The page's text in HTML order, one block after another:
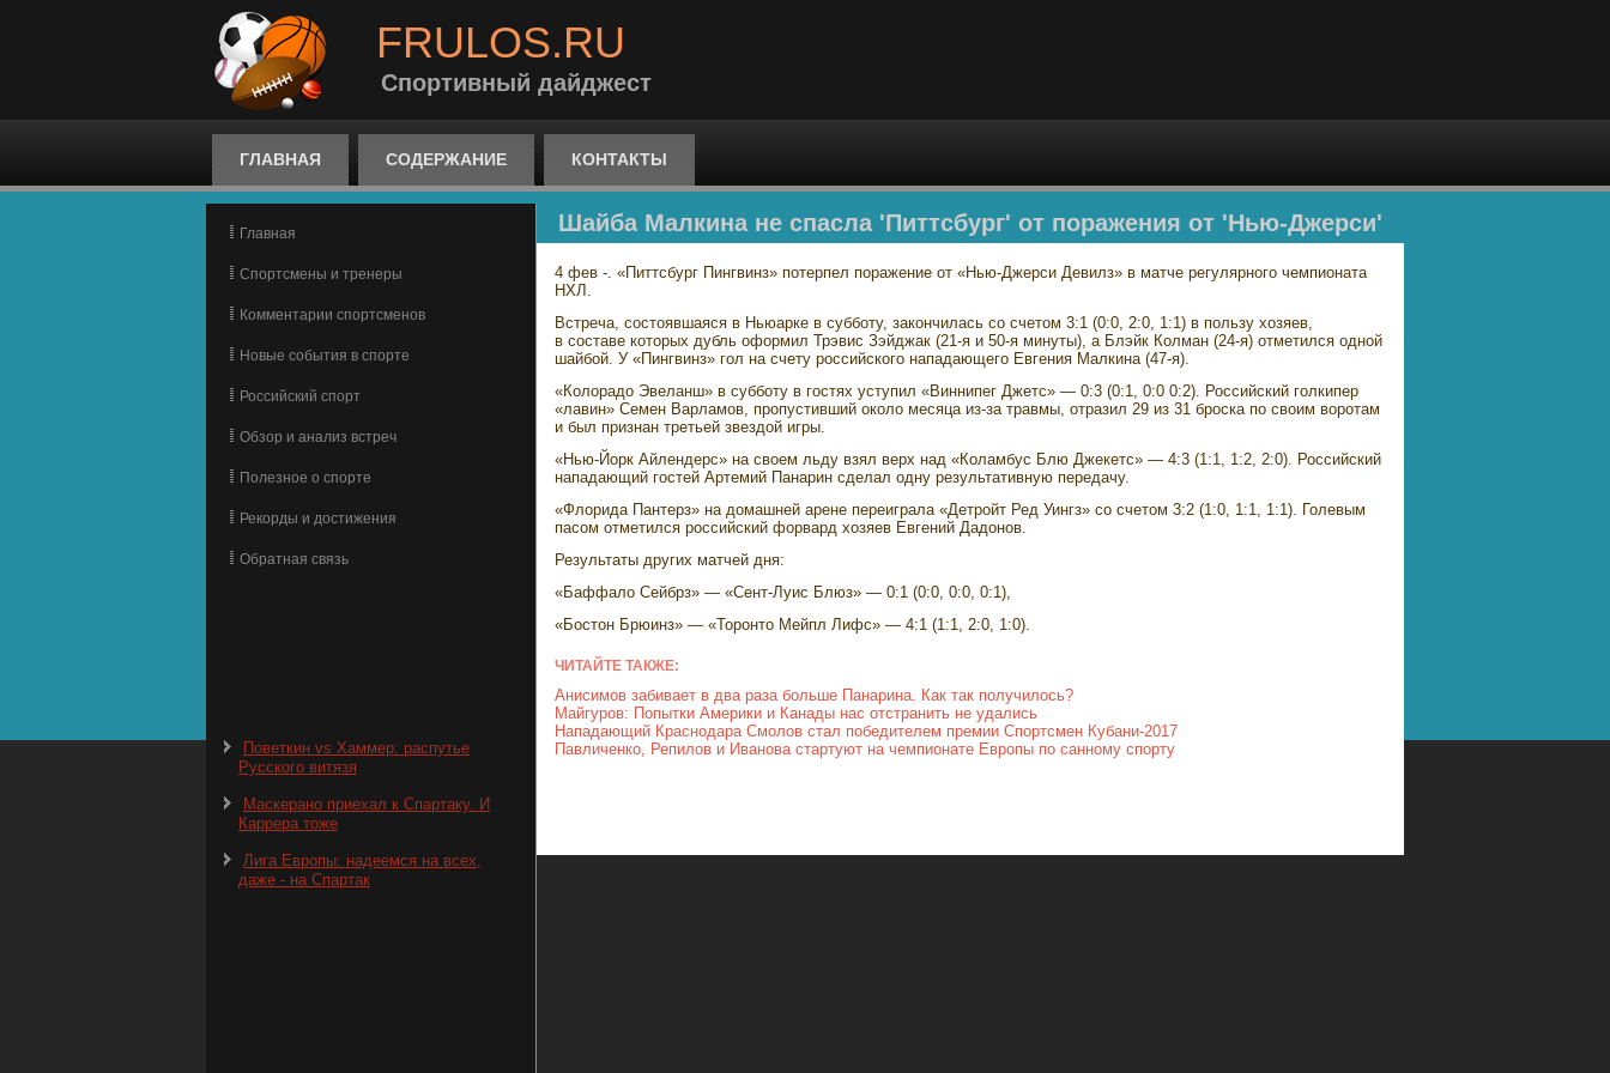
FRULOS.RU
Спортивный дайджест
ГЛАВНАЯ СОДЕРЖАНИЕ КОНТАКТЫ
Главная
Спортсмены и тренеры
Комментарии спортсменов
Новые события в спорте
Российский спорт
Обзор и анализ встреч
Полезное о спорте
Рекорды и достижения
Обратная связь
Поветкин vs Хаммер: распутье
Русского витязя
Маскерано приехал к Спартаку. И
Каррера тоже
Лига Европы: надеемся на всех,
даже - на Спартак
Шайба Малкина не спасла 'Питтсбург' от поражения от 'Нью-Джерси'
4 фев -. «Питтсбург Пингвинз» потерпел поражение от «Нью-Джерси Девилз» в матче регулярного чемпионата
НХЛ.
Встреча, состоявшаяся в Ньюарке в субботу, закончилась со счетом 3:1 (0:0, 2:0, 1:1) в пользу хозяев,
в составе которых дубль оформил Трэвис Зэйджак (21-я и 50-я минуты), а Блэйк Колман (24-я) отметился одной
шайбой. У «Пингвинз» гол на счету российского нападающего Евгения Малкина (47-я).
«Колорадо Эвеланш» в субботу в гостях уступил «Виннипег Джетс» — 0:3 (0:1, 0:0 0:2). Российский голкипер
«лавин» Семен Варламов, пропустивший около месяца из-за травмы, отразил 29 из 31 броска по своим воротам
и был признан третьей звездой игры.
«Нью-Йорк Айлендерс» на своем льду взял верх над «Коламбус Блю Джекетс» — 4:3 (1:1, 1:2, 2:0). Российский
нападающий гостей Артемий Панарин сделал одну результативную передачу.
«Флорида Пантерз» на домашней арене переиграла «Детройт Ред Уингз» со счетом 3:2 (1:0, 1:1, 1:1). Голевым
пасом отметился российский форвард хозяев Евгений Дадонов.
Результаты других матчей дня:
«Баффало Сейбрз» — «Сент-Луис Блюз» — 0:1 (0:0, 0:0, 0:1),
«Бостон Брюинз» — «Торонто Мейпл Лифс» — 4:1 (1:1, 2:0, 1:0).
ЧИТАЙТЕ ТАКЖЕ:
Анисимов забивает в два раза больше Панарина. Как так получилось?
Майгуров: Попытки Америки и Канады нас отстранить не удались
Нападающий Краснодара Смолов стал победителем премии Спортсмен Кубани-2017
Павличенко, Репилов и Иванова стартуют на чемпионате Европы по санному спорту